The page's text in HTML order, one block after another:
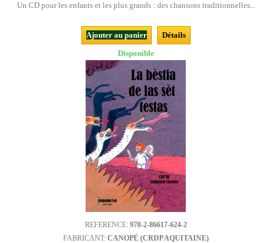
Un CD pour les enfants et les plus grands : des chansons traditionnelles...
Ajouter au panier
Détails
Disponible
REFERENCE: 978-2-86617-624-2
FABRICANT: CANOPÉ (CRDP AQUITAINE)